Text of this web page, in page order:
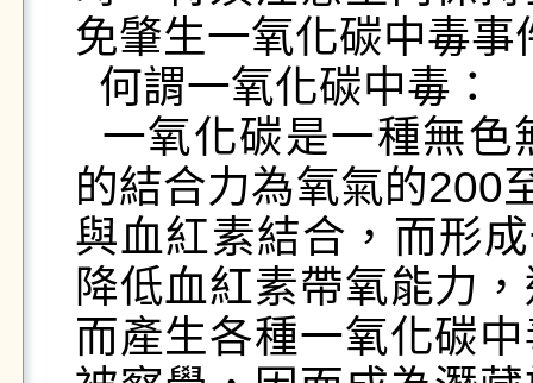
免肇生一氧化碳中毒事
的結合力為氧氣的200
與血紅素結合，而形
降低血紅素帶氧能力
而產生各種一氧化碳